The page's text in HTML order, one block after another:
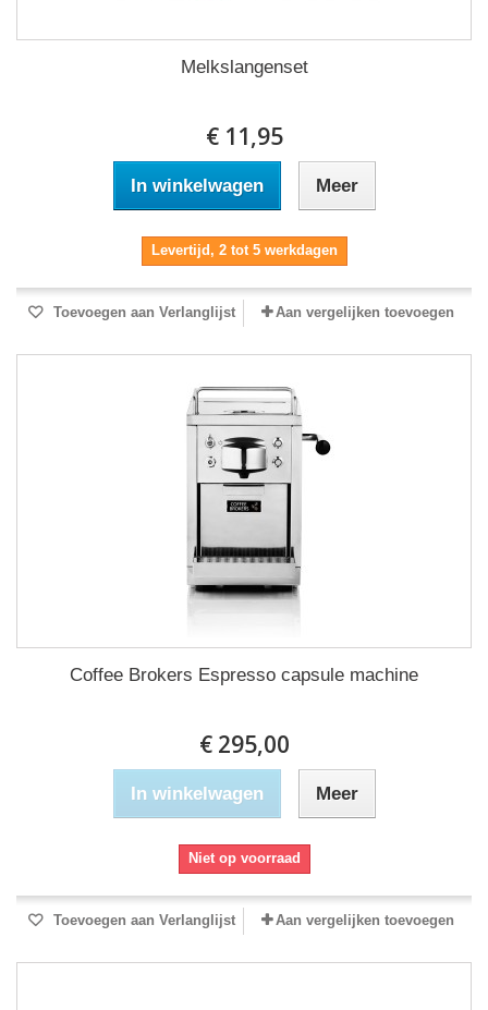
Melkslangenset
€ 11,95
In winkelwagen Meer
Levertijd, 2 tot 5 werkdagen
Toevoegen aan Verlanglijst Aan vergelijken toevoegen
Coffee Brokers Espresso capsule machine
€ 295,00
In winkelwagen Meer
Niet op voorraad
Toevoegen aan Verlanglijst Aan vergelijken toevoegen